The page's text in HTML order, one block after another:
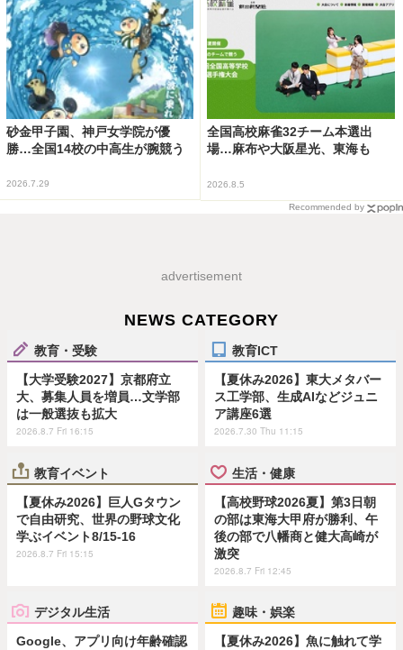
砂金甲子園、神戸女学院が優
勝…全国14校の中高生が腕競う
2026.7.29
全国高校麻雀32チーム本選出
場…麻布や大阪星光、東海も
2026.8.5
Recommended by
advertisement
NEWS CATEGORY
教育・受験
【大学受験2027】京都府立
大、募集人員を増員…文学部
は一般選抜も拡大
2026.8.7 Fri 16:15
教育ICT
【夏休み2026】東大メタバー
ス工学部、生成AIなどジュニ
ア講座6選
2026.7.30 Thu 11:15
教育イベント
【夏休み2026】巨人Gタウン
で自由研究、世界の野球文化
学ぶイベント8/15-16
2026.8.7 Fri 15:15
生活・健康
【高校野球2026夏】第3日朝
の部は東海大甲府が勝利、午
後の部で八幡商と健大高崎が
激突
2026.8.7 Fri 12:45
デジタル生活
Google、アプリ向け年齢確認
趣味・娯楽
【夏休み2026】魚に触れて学